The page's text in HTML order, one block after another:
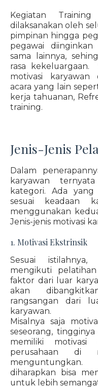
Kegiatan
dilaksanakan oleh
pimpinan hingga
pegawai
sama lainnya,
rasa
motivasi karyawan
acara yang lain
kerja tahuanan,
training.
Jenis-Jenis
Dalam
karyawan
kategori. Ada
sesuai keadaan
menggunakan
Jenis-jenis motivasi
1. Motivasi Ekstrinsik
Sesuai
mengikuti
faktor dari luar
akan
rangsangan dari
karyawan.
Misalnya saja
seseorang,
memiliki motivasi
perusahaan di
diharapkan bisa
untuk lebih